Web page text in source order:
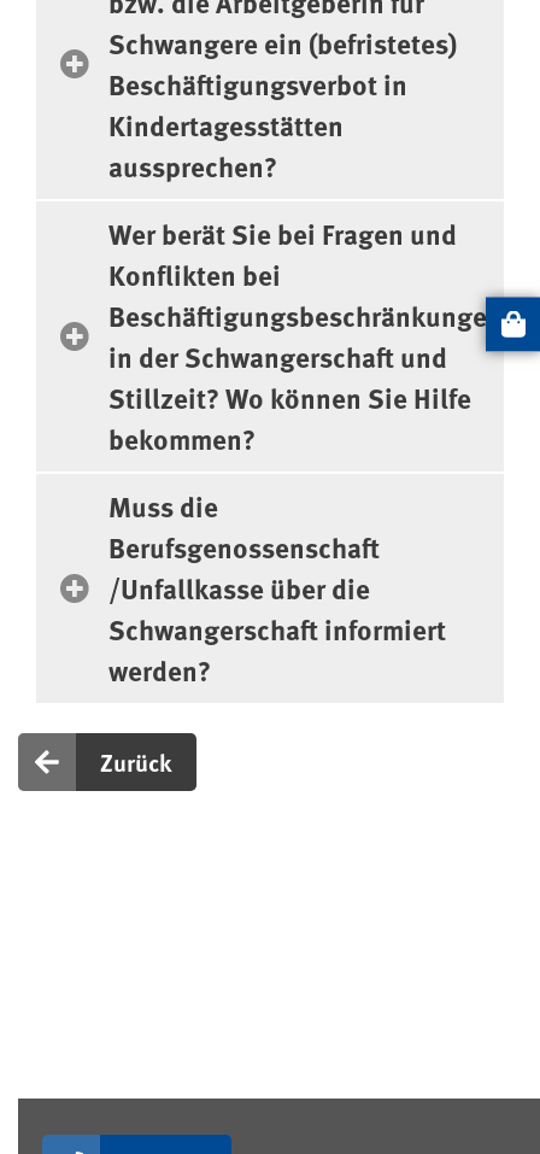
Schwangere ein (befristetes)
Beschäftigungsverbot in
Kindertagesstätten
aussprechen?
Wer berät Sie bei Fragen und
Konflikten bei
Beschäftigungsbeschränkungen
in der Schwangerschaft und
Stillzeit? Wo können Sie Hilfe
bekommen?
Muss die
Berufsgenossenschaft
/Unfallkasse über die
Schwangerschaft informiert
werden?
Zurück
Artikel